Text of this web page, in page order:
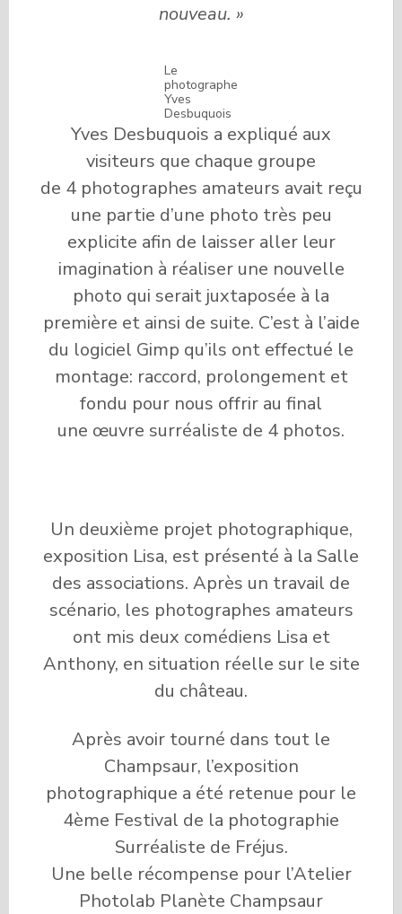
nouveau. »
Le
photographe
Yves
Desbuquois
Yves Desbuquois a expliqué aux
visiteurs que chaque groupe
de 4 photographes amateurs avait reçu
une partie d’une photo très peu
explicite afin de laisser aller leur
imagination à réaliser une nouvelle
photo qui serait juxtaposée à la
première et ainsi de suite. C’est à l’aide
du logiciel Gimp qu’ils ont effectué le
montage: raccord, prolongement et
fondu pour nous offrir au final
une œuvre surréaliste de 4 photos.
Un deuxième projet photographique,
exposition Lisa, est présenté à la Salle
des associations. Après un travail de
scénario, les photographes amateurs
ont mis deux comédiens Lisa et
Anthony, en situation réelle sur le site
du château.
Après avoir tourné dans tout le
Champsaur, l’exposition
photographique a été retenue pour le
4ème Festival de la photographie
Surréaliste de Fréjus.
Une belle récompense pour l’Atelier
Photolab Planète Champsaur